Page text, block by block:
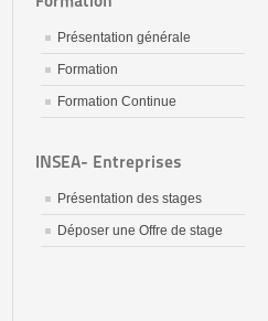
Présentation générale
Formation
Formation Continue
INSEA- Entreprises
Présentation des stages
Déposer une Offre de stage